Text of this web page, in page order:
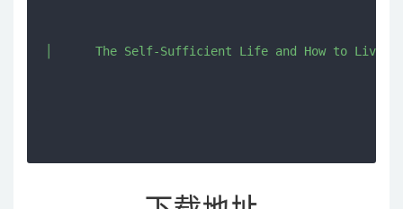
│      The Self-Sufficient Life and How to Live